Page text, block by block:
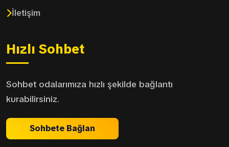
İletişim
Hızlı Sohbet
Sohbet odalarımıza hızlı şekilde bağlantı
kurabilirsiniz.
Sohbete Bağlan